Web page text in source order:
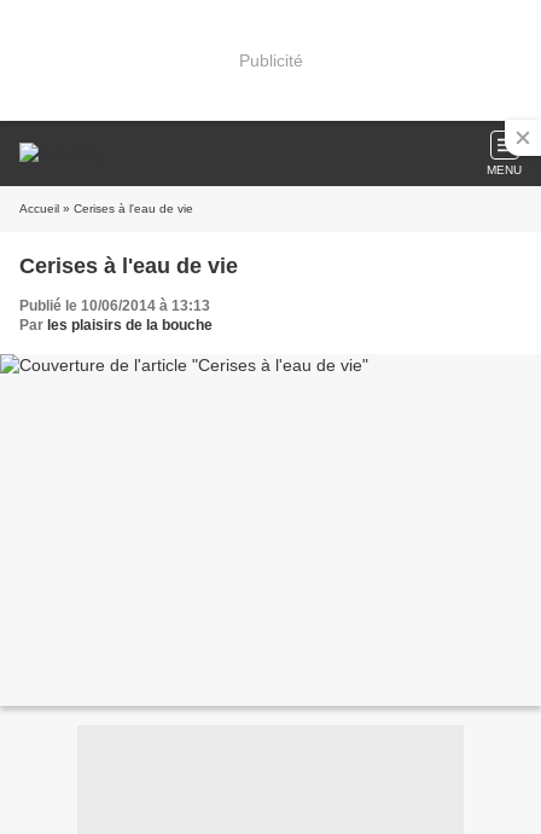
Publicité
MENU
Accueil » Cerises à l'eau de vie
Cerises à l'eau de vie
Publié le 10/06/2014 à 13:13
Par les plaisirs de la bouche